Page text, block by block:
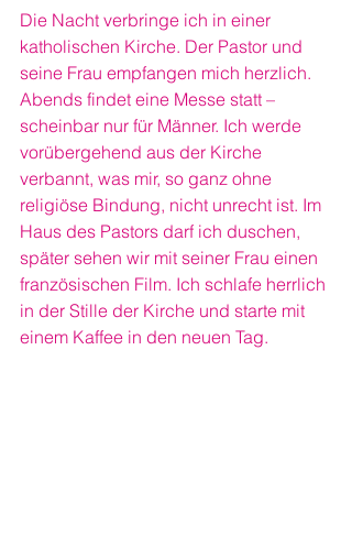
Die Nacht verbringe ich in einer
katholischen Kirche. Der Pastor und
seine Frau empfangen mich herzlich.
Abends findet eine Messe statt –
scheinbar nur für Männer. Ich werde
vorübergehend aus der Kirche
verbannt, was mir, so ganz ohne
religiöse Bindung, nicht unrecht ist. Im
Haus des Pastors darf ich duschen,
später sehen wir mit seiner Frau einen
französischen Film. Ich schlafe herrlich
in der Stille der Kirche und starte mit
einem Kaffee in den neuen Tag.